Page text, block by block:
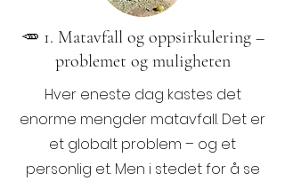
🥕 1. Matavfall og oppsirkulering –
problemet og muligheten
Hver eneste dag kastes det
enorme mengder matavfall. Det er
et globalt problem – og et
personlig et. Men i stedet for å se